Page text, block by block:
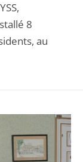
8
au